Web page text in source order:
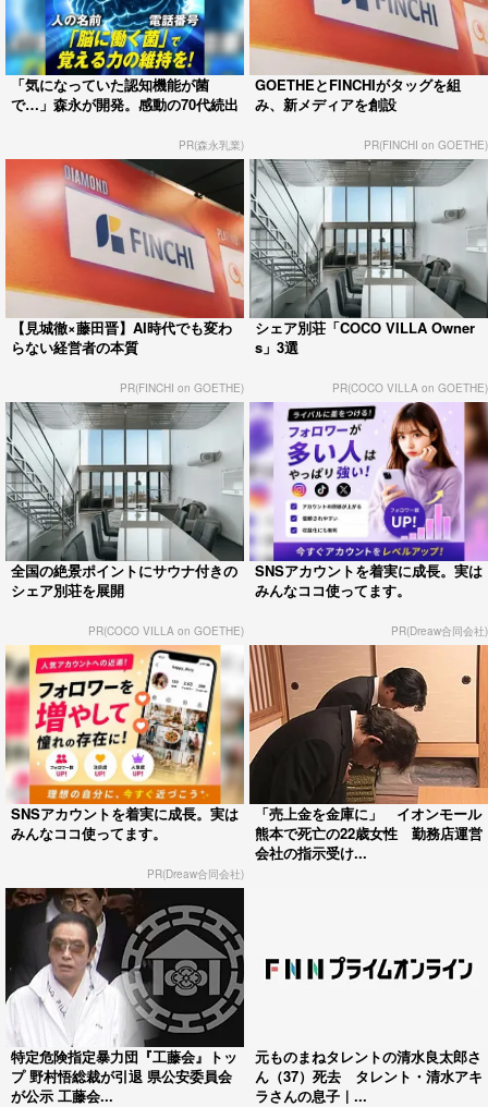
「気になっていた認知機能が菌
で…」森永が開発。感動の70代続出
PR(森永乳業)
GOETHEとFINCHIがタッグを組
み、新メディアを創設
PR(FINCHI on GOETHE)
【見城徹×藤田晋】AI時代でも変わ
らない経営者の本質
PR(FINCHI on GOETHE)
シェア別荘「COCO VILLA Owner
s」3選
PR(COCO VILLA on GOETHE)
全国の絶景ポイントにサウナ付きの
シェア別荘を展開
PR(COCO VILLA on GOETHE)
SNSアカウントを着実に成長。実は
みんなココ使ってます。
PR(Dreaw合同会社)
SNSアカウントを着実に成長。実は
みんなココ使ってます。
PR(Dreaw合同会社)
「売上金を金庫に」 イオンモール
熊本で死亡の22歳女性 勤務店運営
会社の指示受け...
特定危険指定暴力団『工藤会』トッ
プ 野村悟総裁が引退 県公安委員会
が公示 工藤会...
元ものまねタレントの清水良太郎さ
ん（37）死去 タレント・清水アキ
ラさんの息子｜...